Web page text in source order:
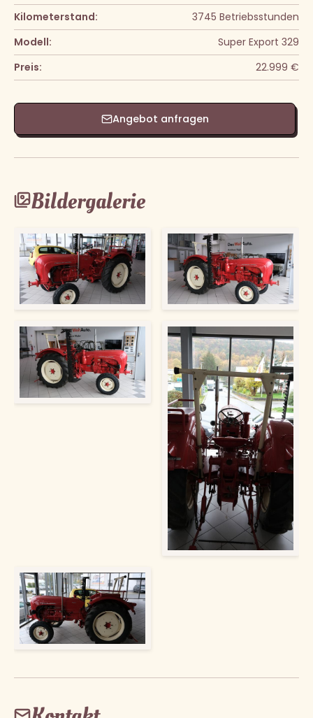
Kilometerstand:
3745 Betriebsstunden
Modell:
Super Export 329
Preis:
22.999 €
Angebot anfragen
Bildergalerie